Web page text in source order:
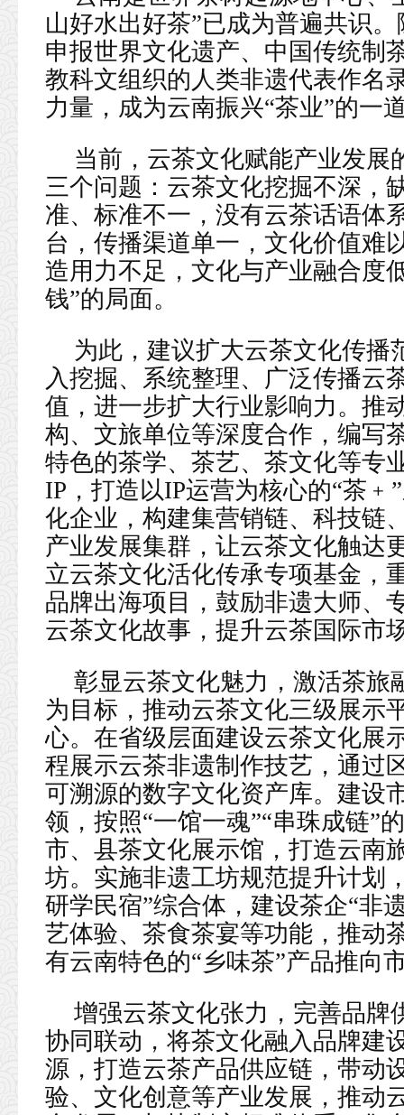
山好水出好茶”已成为普遍共识
申报世界文化遗产、中国传统制
教科文组织的人类非遗代表作名
力量，成为云南振兴“茶业”的一
当前，云茶文化赋能产业发展
三个问题：云茶文化挖掘不深，
准、标准不一，没有云茶话语体
台，传播渠道单一，文化价值难
造用力不足，文化与产业融合度
钱”的局面。
为此，建议扩大云茶文化传播
入挖掘、系统整理、广泛传播云
值，进一步扩大行业影响力。推
构、文旅单位等深度合作，编写
特色的茶学、茶艺、茶文化等专
IP，打造以IP运营为核心的“茶
化企业，构建集营销链、科技链
产业发展集群，让云茶文化触达
立云茶文化活化传承专项基金，
品牌出海项目，鼓励非遗大师、
云茶文化故事，提升云茶国际市
彰显云茶文化魅力，激活茶旅
为目标，推动云茶文化三级展示
心。在省级层面建设云茶文化展
程展示云茶非遗制作技艺，通过
可溯源的数字文化资产库。建设
领，按照“一馆一魂”“串珠成链”
市、县茶文化展示馆，打造云南
坊。实施非遗工坊规范提升计划
研学民宿”综合体，建设茶企“非
艺体验、茶食茶宴等功能，推动
有云南特色的“乡味茶”产品推向
增强云茶文化张力，完善品牌
协同联动，将茶文化融入品牌建
源，打造云茶产品供应链，带动
验、文化创意等产业发展，推动